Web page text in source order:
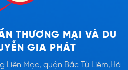
THƯƠNG MẠI VÀ DU
GIA PHÁT
Liên Mạc, quận Bắc Từ Liêm,Hà